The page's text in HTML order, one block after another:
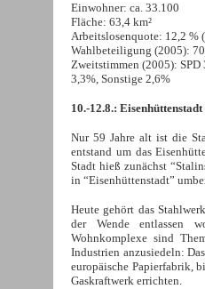
Einwohner: ca. 33.100
Fläche: 63,4 km²
Arbeitslosenquote: 12,2 %
Wahlbeteiligung (2005):
Zweitstimmen (2005): SPD
3,3%, Sonstige 2,6%
10.-12.8.:
Nur 59 Jahre alt ist die
entstand um das
Stadt hieß zunächst
in “Eisenhüttenstadt”
Heute gehört das
der Wende entlassen
Wohnkomplexe sind
Industrien anzusiedeln:
europäische Papierfabrik,
Gaskraftwerk errichten.